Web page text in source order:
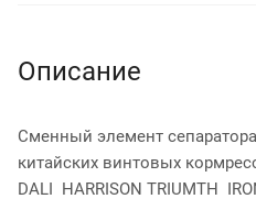
Описание
Сменный элемент
китайских винтовых
DALI HARRISON TRIUMTH